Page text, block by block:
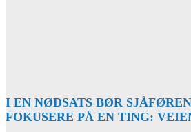
I EN NØDSATS BØR
FOKUSERE PÅ EN TING: